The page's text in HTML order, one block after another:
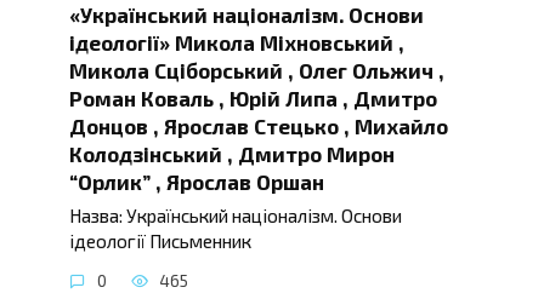
«Український націоналізм. Основи
ідеології» Микола Міхновський ,
Микола Сціборський , Олег Ольжич ,
Роман Коваль , Юрій Липа , Дмитро
Донцов , Ярослав Стецько , Михайло
Колодзінський , Дмитро Мирон
“Орлик” , Ярослав Оршан
Назва: Український націоналізм. Основи
ідеології Письменник
0 465